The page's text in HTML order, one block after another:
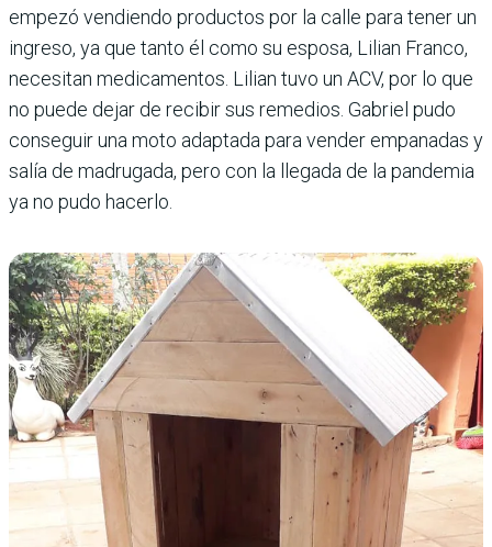
empezó vendiendo productos por la calle para tener un
ingreso, ya que tanto él como su esposa, Lilian Franco,
necesitan medicamentos. Lilian tuvo un ACV, por lo que
no puede dejar de recibir sus remedios. Gabriel pudo
conseguir una moto adaptada para vender empanadas y
salía de madrugada, pero con la llegada de la pandemia
ya no pudo hacerlo.